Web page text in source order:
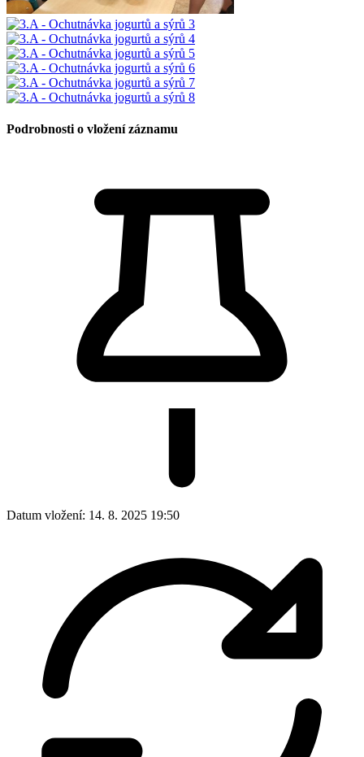
Podrobnosti o vložení záznamu
Datum vložení: 14. 8. 2025 19:50